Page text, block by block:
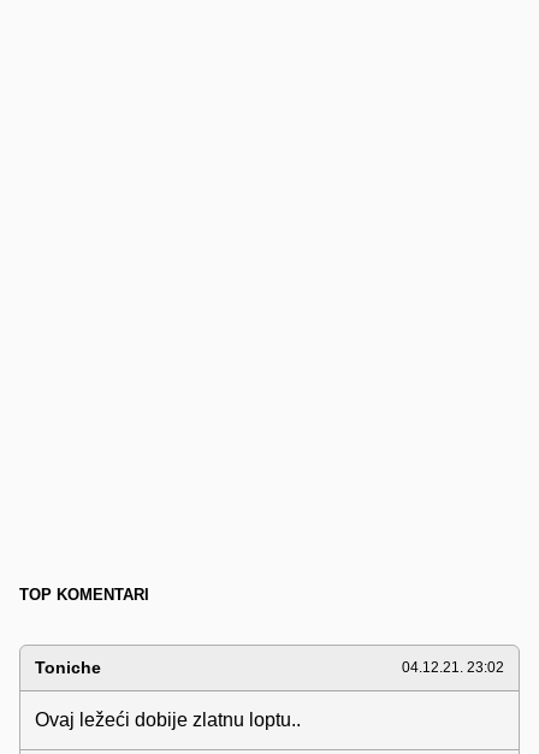
TOP KOMENTARI
Toniche 04.12.21. 23:02
Ovaj ležeći dobije zlatnu loptu..